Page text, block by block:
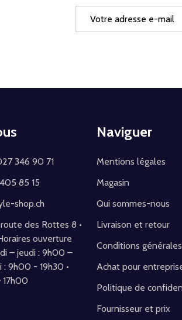
346 90 71
85 15
shop.ch
ouverture
: 9h00 - 19h30 •
17h00
Naviguer
Mentions légales
Magasin
Qui sommes-nous
Livraison et retour
Conditions
Achat pour
Politique de
Fournisseur et prix